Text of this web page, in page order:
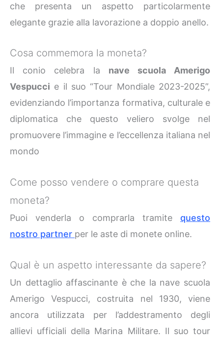
che presenta un aspetto particolarmente
elegante grazie alla lavorazione a doppio anello.
Cosa commemora la moneta?
Il conio celebra la nave scuola Amerigo
Vespucci e il suo “Tour Mondiale 2023-2025”,
evidenziando l’importanza formativa, culturale e
diplomatica che questo veliero svolge nel
promuovere l’immagine e l’eccellenza italiana nel
mondo
Come posso vendere o comprare questa
moneta?
Puoi venderla o comprarla tramite questo
nostro partner per le aste di monete online.
Qual è un aspetto interessante da sapere?
Un dettaglio affascinante è che la nave scuola
Amerigo Vespucci, costruita nel 1930, viene
ancora utilizzata per l’addestramento degli
allievi ufficiali della Marina Militare. Il suo tour